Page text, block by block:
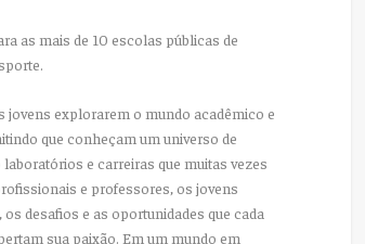
as mais de 10 escolas públicas de
jovens explorarem o mundo acadêmico e
que conheçam um universo de
e carreiras que muitas vezes
e professores, os jovens
desafios e as oportunidades que cada
sua paixão. Em um mundo em